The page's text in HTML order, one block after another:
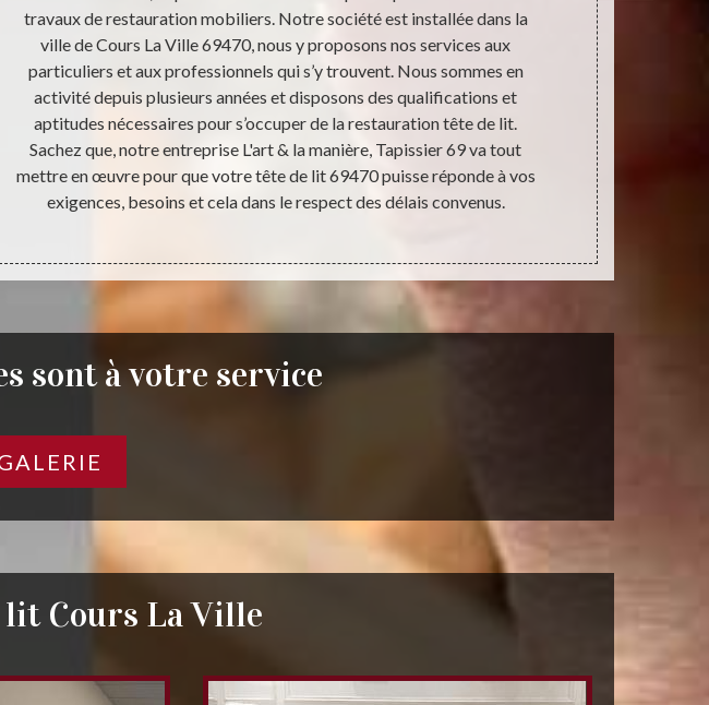
travaux de restauration mobiliers. Notre société est installée dans la
ville de Cours La Ville 69470, nous y proposons nos services aux
particuliers et aux professionnels qui s’y trouvent. Nous sommes en
activité depuis plusieurs années et disposons des qualifications et
aptitudes nécessaires pour s’occuper de la restauration tête de lit.
Sachez que, notre entreprise L'art & la manière, Tapissier 69 va tout
mettre en œuvre pour que votre tête de lit 69470 puisse réponde à vos
exigences, besoins et cela dans le respect des délais convenus.
sont à votre service
Cours La Ville